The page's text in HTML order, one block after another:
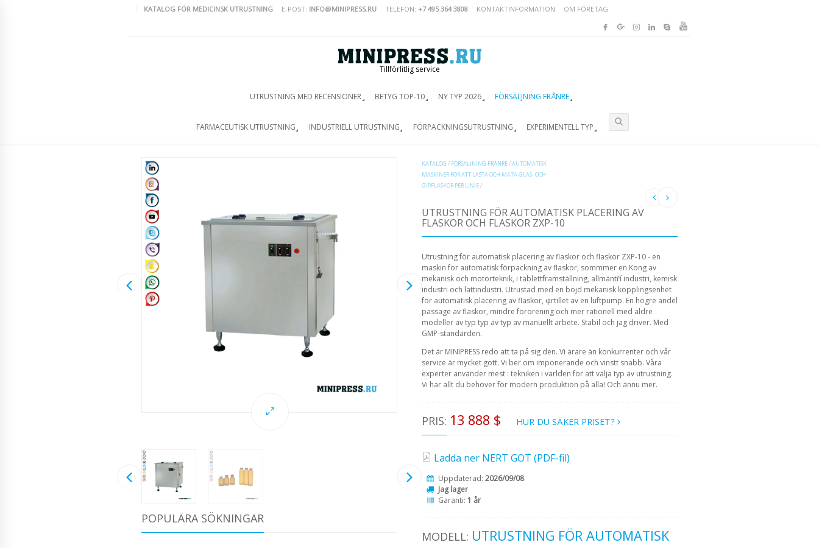
KATALOG FÖR MEDICINSK UTRUSTNING E-POST: INFO@MINIPRESS.RU TELEFON: +7 495 364 3808 KONTAKTINFORMATION OM FÖRETAG
Tillförlitlig service
UTRUSTNING MED RECENSIONER BETYG TOP-10 NY TYP 2026 FÖRSÄLJNING FRÅNRE
FARMACEUTISK UTRUSTNING INDUSTRIELL UTRUSTNING FÖRPACKNINGSUTRUSTNING EXPERIMENTELL TYP
POPULÄRA SÖKNINGAR
KATALOG / FÖRSÄLJNING FRÅNRE/AUTOMATISK
MASKINER FÖR ATT LASTA OCH MATA GLAS- OCH
GIPFLASKOR PER LINJE/
UTRUSTNING FÖR AUTOMATISK PLACERING AV
FLASKOR OCH FLASKOR ZXP-10
Utrustning för automatisk placering av flaskor och flaskor ZXP-10 - en
maskin för automatisk förpackning av flaskor, sommmer en Kong av
mekanisk och motorteknik, i tablettframställning, allmäntří industri, kemisk
industri och lättindustri. Utrustad med en böjd mekanisk kopplingsenhet
för automatisk placering av flaskor, φrtillet av en luftpump. En högre andel
passage av flaskor, mindre förorening och mer rationell med äldre
modeller av typ typ av typ av manuellt arbete. Stabil och jag driver. Med
GMP-standarden.
Det är MINIPRESS redo att ta på sig den. Vi ärare än konkurrenter och vår
service är mycket gott. Vi ber om imponerande och vinstt snabb. Våra
experter använder mest : tekniken i världen för att välja typ av utrustning.
Vi har allt du behöver för modern produktion på alla! Och ännu mer.
PRIS: 13 888 $ HUR DU SÄKER PRISET?
Ladda ner NERT GOT (PDF-fil)
Uppdaterad: 2026/09/08
Jag lager
Garanti: 1 år
MODELL: UTRUSTNING FÖR AUTOMATISK